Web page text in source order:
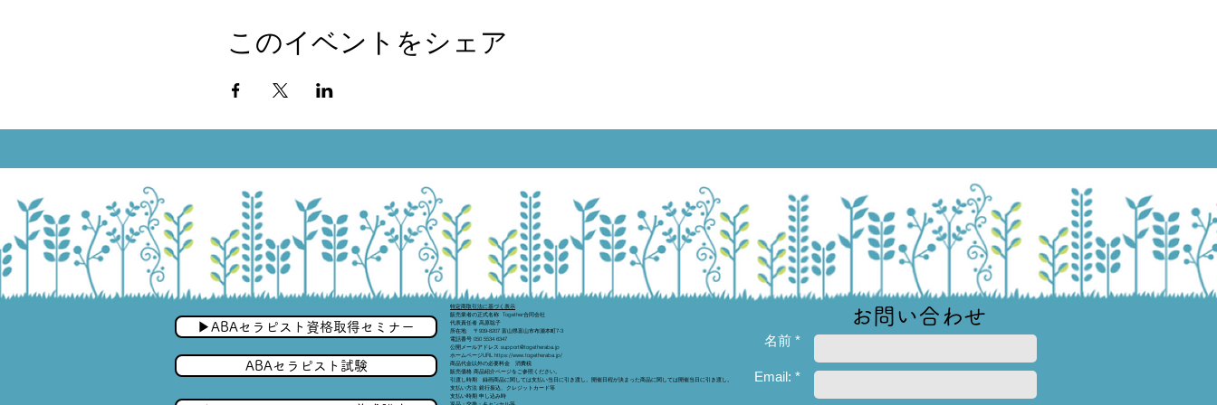
このイベントをシェア
よくあるご質問
▶︎ABAセラピスト資格取得セミナー
ABAセラピスト試験
​特定商取引法に基づく表示
販売業者の正式名称 Together合同会社
代表責任者 高原聡子
所在地 〒939-8207 富山県富山市布瀬本町7-3
電話番号 050 5534 6347
公開メールアドレス support@togetheraba.jp
ホームページURL https://www.togetheraba.jp/
商品代金以外の必要料金 消費税
販売価格 商品紹介ページをご参照ください。
引渡し時期 録画商品に関しては支払い当日に引き渡し。開催日程が決まった商品に関しては開催当日に引き渡し。
支払い方法 銀行振込、クレジットカード等
支払い時期 申し込み時
お問い合わせ
名前 *
Email: *